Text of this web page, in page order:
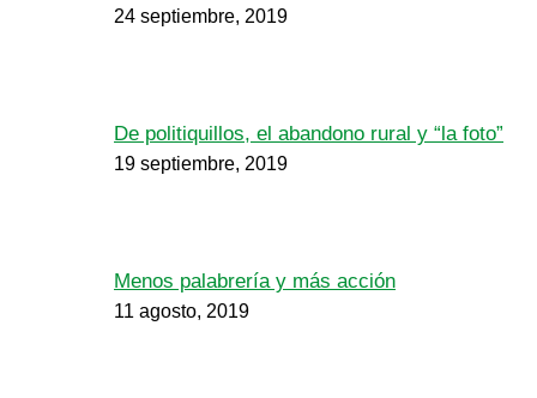
24 septiembre, 2019
De politiquillos, el abandono rural y “la foto”
19 septiembre, 2019
Menos palabrería y más acción
11 agosto, 2019